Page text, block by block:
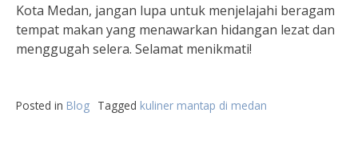
Kota Medan, jangan lupa untuk menjelajahi beragam
tempat makan yang menawarkan hidangan lezat dan
menggugah selera. Selamat menikmati!
Posted in Blog Tagged kuliner mantap di medan